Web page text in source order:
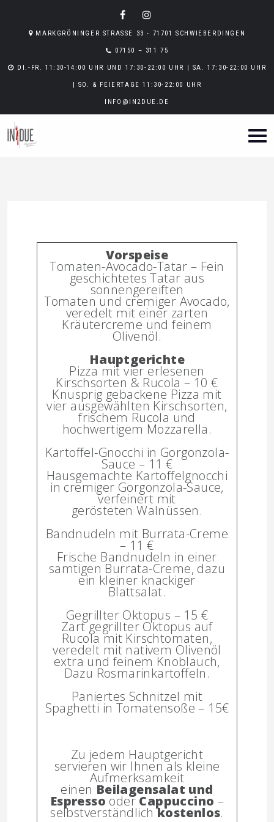
MARKGRÖNINGER STRASSE 33 - 71701 SCHWIEBERDINGEN
07150 – 311 75
DI.-FR. 11:30-14:00 UHR UND 17:30-22:00 UHR | SA. 17:30-22:00 UHR
| SO. & FEIERTAGE 11:30-22:00 UHR
INFO@IN2DUE.DE
Vorspeise
Tomaten-Avocado-Tatar – Fein
geschichtetes Tatar aus
sonnengereiften
Tomaten und cremiger Avocado,
veredelt mit einer zarten
Kräutercreme und feinem
Olivenöl.
Hauptgerichte
Pizza mit vier erlesenen
Kirschsorten & Rucola – 10 €
Knusprig gebackene Pizza mit
vier ausgewählten Kirschsorten,
frischem Rucola und
hochwertigem Mozzarella.
Kartoffel-Gnocchi in Gorgonzola-
Sauce – 11 €
Hausgemachte Kartoffelgnocchi
in cremiger Gorgonzola-Sauce,
verfeinert mit
gerösteten Walnüssen.
Bandnudeln mit Burrata-Creme
– 11 €
Frische Bandnudeln in einer
samtigen Burrata-Creme, dazu
ein kleiner knackiger
Blattsalat.
Gegrillter Oktopus – 15 €
Zart gegrillter Oktopus auf
Rucola mit Kirschtomaten,
veredelt mit nativem Olivenöl
extra und feinem Knoblauch,
Dazu Rosmarinkartoffeln.
Paniertes Schnitzel mit
Spaghetti in Tomatensoße – 15€
Zu jedem Hauptgericht
servieren wir Ihnen als kleine
Aufmerksamkeit
einen Beilagensalat und
Espresso oderCappuccino –
selbstverständlichkostenlos.